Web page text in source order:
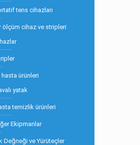
tens cihazları
ölçüm cihaz ve stripleri
hasta ürünleri
yatak
temizlik ürünleri
Ekipmanlar
Değneği ve Yürüteçler